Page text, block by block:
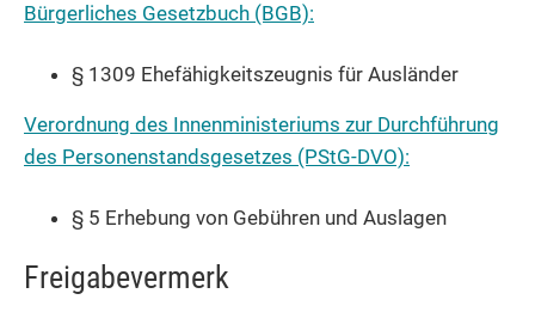
Bürgerliches Gesetzbuch (BGB):
§ 1309 Ehefähigkeitszeugnis für Ausländer
Verordnung des Innenministeriums zur Durchführung
des Personenstandsgesetzes (PStG-DVO):
§ 5 Erhebung von Gebühren und Auslagen
Freigabevermerk